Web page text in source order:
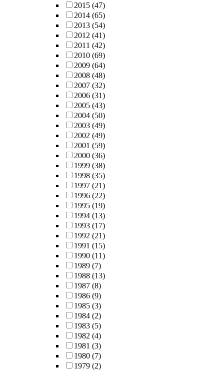
2015 (47)
2014 (65)
2013 (54)
2012 (41)
2011 (42)
2010 (69)
2009 (64)
2008 (48)
2007 (32)
2006 (31)
2005 (43)
2004 (50)
2003 (49)
2002 (49)
2001 (59)
2000 (36)
1999 (38)
1998 (35)
1997 (21)
1996 (22)
1995 (19)
1994 (13)
1993 (17)
1992 (21)
1991 (15)
1990 (11)
1989 (7)
1988 (13)
1987 (8)
1986 (9)
1985 (3)
1984 (2)
1983 (5)
1982 (4)
1981 (3)
1980 (7)
1979 (2)